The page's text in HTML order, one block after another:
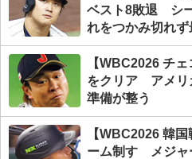
ベスト8敗退 シ
れをつかみ切れ
の夢、ついえる
【WBC2026 チ
をクリア アメリ
準備が整う
【WBC2026 韓
ーム制す メジャ